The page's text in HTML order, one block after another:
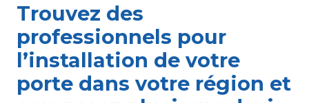
Trouvez des
professionnels pour
l’installation de votre
porte dans votre région et